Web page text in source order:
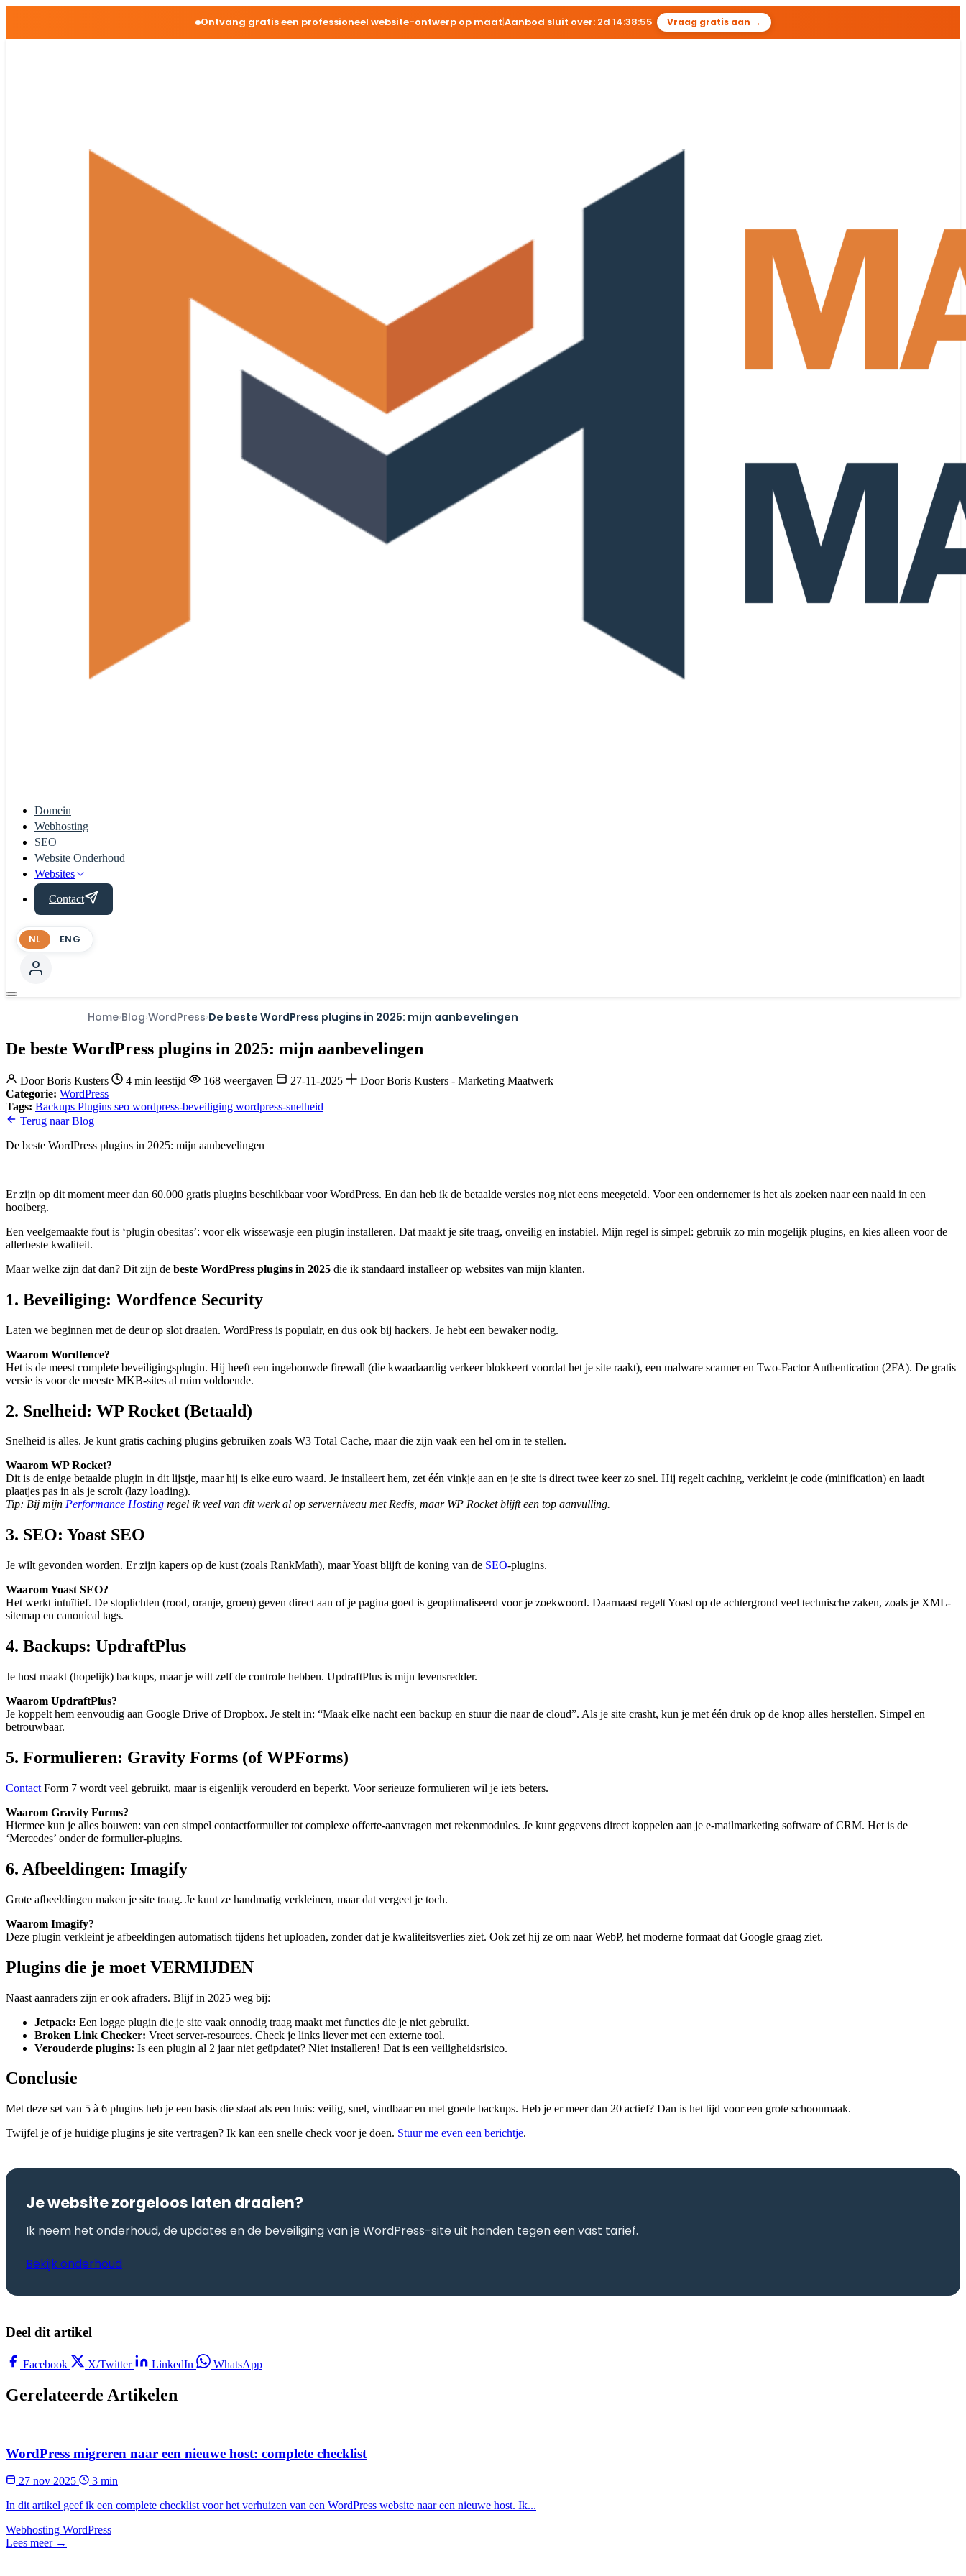
Ontvang gratis een professioneel website-ontwerp op maat|Aanbod sluit over: 2d 14:38:54 Vraag gratis aan →
Domein
Webhosting
SEO
Website Onderhoud
Websites
Contact
NL ENG
Home Blog WordPress De beste WordPress plugins in 2025: mijn aanbevelingen
De beste WordPress plugins in 2025: mijn aanbevelingen
DoorBoris Kusters 4 min leestijd 168 weergaven 27-11-2025
Door Boris Kusters - Marketing Maatwerk
Categorie: WordPress
Tags: Backups Plugins seo wordpress-beveiliging wordpress-snelheid
Terug naar Blog
De beste WordPress plugins in 2025: mijn aanbevelingen
Er zijn op dit moment meer dan 60.000 gratis plugins beschikbaar voor WordPress. En dan heb ik de betaalde versies nog niet eens meegeteld. Voor een ondernemer is het als zoeken naar een naald in een
hooiberg.
Een veelgemaakte fout is ‘plugin obesitas’: voor elk wissewasje een plugin installeren. Dat maakt je site traag, onveilig en instabiel. Mijn regel is simpel: gebruik zo min mogelijk plugins, en kies alleen voor de
allerbeste kwaliteit.
Maar welke zijn dat dan? Dit zijn de beste WordPress plugins in 2025 die ik standaard installeer op websites van mijn klanten.
1. Beveiliging: Wordfence Security
Laten we beginnen met de deur op slot draaien. WordPress is populair, en dus ook bij hackers. Je hebt een bewaker nodig.
Waarom Wordfence?
Het is de meest complete beveiligingsplugin. Hij heeft een ingebouwde firewall (die kwaadaardig verkeer blokkeert voordat het je site raakt), een malware scanner en Two-Factor Authentication (2FA). De gratis
versie is voor de meeste MKB-sites al ruim voldoende.
2. Snelheid: WP Rocket (Betaald)
Snelheid is alles. Je kunt gratis caching plugins gebruiken zoals W3 Total Cache, maar die zijn vaak een hel om in te stellen.
Waarom WP Rocket?
Dit is de enige betaalde plugin in dit lijstje, maar hij is elke euro waard. Je installeert hem, zet één vinkje aan en je site is direct twee keer zo snel. Hij regelt caching, verkleint je code (minification) en laadt
plaatjes pas in als je scrolt (lazy loading).
Tip: Bij mijn Performance Hosting regel ik veel van dit werk al op serverniveau met Redis, maar WP Rocket blijft een top aanvulling.
3. SEO: Yoast SEO
Je wilt gevonden worden. Er zijn kapers op de kust (zoals RankMath), maar Yoast blijft de koning van de SEO-plugins.
Waarom Yoast SEO?
Het werkt intuïtief. De stoplichten (rood, oranje, groen) geven direct aan of je pagina goed is geoptimaliseerd voor je zoekwoord. Daarnaast regelt Yoast op de achtergrond veel technische zaken, zoals je XML-
sitemap en canonical tags.
4. Backups: UpdraftPlus
Je host maakt (hopelijk) backups, maar je wilt zelf de controle hebben. UpdraftPlus is mijn levensredder.
Waarom UpdraftPlus?
Je koppelt hem eenvoudig aan Google Drive of Dropbox. Je stelt in: “Maak elke nacht een backup en stuur die naar de cloud”. Als je site crasht, kun je met één druk op de knop alles herstellen. Simpel en
betrouwbaar.
5. Formulieren: Gravity Forms (of WPForms)
Contact Form 7 wordt veel gebruikt, maar is eigenlijk verouderd en beperkt. Voor serieuze formulieren wil je iets beters.
Waarom Gravity Forms?
Hiermee kun je alles bouwen: van een simpel contactformulier tot complexe offerte-aanvragen met rekenmodules. Je kunt gegevens direct koppelen aan je e-mailmarketing software of CRM. Het is de
‘Mercedes’ onder de formulier-plugins.
6. Afbeeldingen: Imagify
Grote afbeeldingen maken je site traag. Je kunt ze handmatig verkleinen, maar dat vergeet je toch.
Waarom Imagify?
Deze plugin verkleint je afbeeldingen automatisch tijdens het uploaden, zonder dat je kwaliteitsverlies ziet. Ook zet hij ze om naar WebP, het moderne formaat dat Google graag ziet.
Plugins die je moet VERMIJDEN
Naast aanraders zijn er ook afraders. Blijf in 2025 weg bij:
Jetpack: Een logge plugin die je site vaak onnodig traag maakt met functies die je niet gebruikt.
Broken Link Checker: Vreet server-resources. Check je links liever met een externe tool.
Verouderde plugins: Is een plugin al 2 jaar niet geüpdatet? Niet installeren! Dat is een veiligheidsrisico.
Conclusie
Met deze set van 5 à 6 plugins heb je een basis die staat als een huis: veilig, snel, vindbaar en met goede backups. Heb je er meer dan 20 actief? Dan is het tijd voor een grote schoonmaak.
Twijfel je of je huidige plugins je site vertragen? Ik kan een snelle check voor je doen. Stuur me even een berichtje.
Je website zorgeloos laten draaien?
Ik neem het onderhoud, de updates en de beveiliging van je WordPress-site uit handen tegen een vast tarief.
Bekijk onderhoud
Deel dit artikel
Facebook X/Twitter LinkedIn WhatsApp
Gerelateerde Artikelen
WordPress migreren naar een nieuwe host: complete checklist
27 nov 2025
3 min
In dit artikel geef ik een complete checklist voor het verhuizen van een WordPress website naar een nieuwe host. Ik...
Webhosting WordPress
Lees meer →